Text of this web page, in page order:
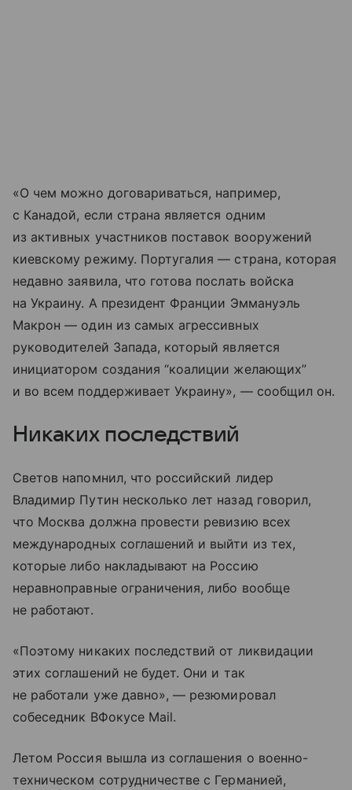
«О чем можно договариваться, например,
с Канадой, если страна является одним
из активных участников поставок вооружений
киевскому режиму. Португалия — страна, которая
недавно заявила, что готова послать войска
на Украину. А президент Франции Эммануэль
Макрон — один из самых агрессивных
руководителей Запада, который является
инициатором создания “коалиции желающих”
и во всем поддерживает Украину», — сообщил он.
Никаких последствий
Светов напомнил, что российский лидер
Владимир Путин несколько лет назад говорил,
что Москва должна провести ревизию всех
международных соглашений и выйти из тех,
которые либо накладывают на Россию
неравноправные ограничения, либо вообще
не работают.
«Поэтому никаких последствий от ликвидации
этих соглашений не будет. Они и так
не работали уже давно», — резюмировал
собеседник ВФокусе Mail.
Летом Россия вышла из соглашения о военно-
техническом сотрудничестве с Германией,